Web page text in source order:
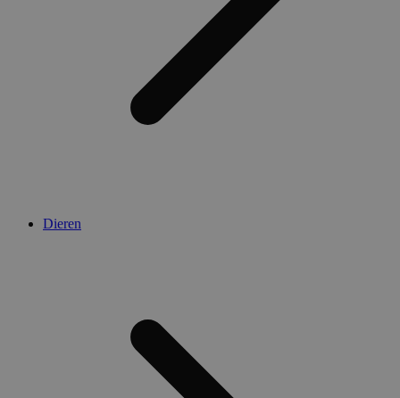
Dieren